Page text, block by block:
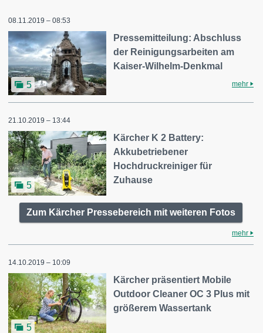
08.11.2019 – 08:53
5
Pressemitteilung: Abschluss
der Reinigungsarbeiten am
Kaiser-Wilhelm-Denkmal
mehr
21.10.2019 – 13:44
5
Kärcher K 2 Battery:
Akkubetriebener
Hochdruckreiniger für
Zuhause
Zum Kärcher Pressebereich mit weiteren Fotos
mehr
14.10.2019 – 10:09
5
Kärcher präsentiert Mobile
Outdoor Cleaner OC 3 Plus mit
größerem Wassertank